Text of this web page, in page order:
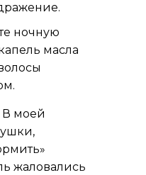
ночную
масла
В моей
жаловались